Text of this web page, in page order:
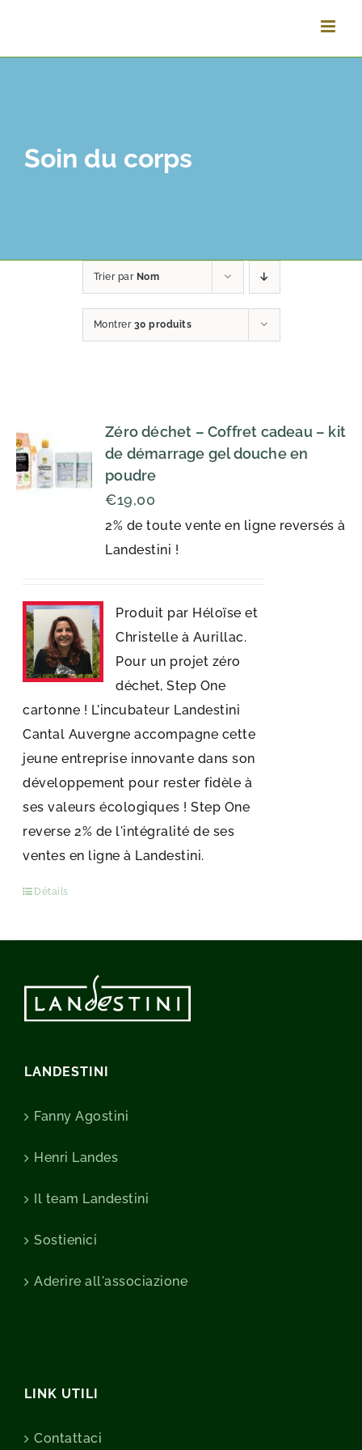
contenuto
Soin du corps
Trier par Nom
Montrer 30 produits
Zéro déchet – Coffret cadeau – kit
de démarrage gel douche en
poudre
2% de toute vente en ligne reversés à
Landestini !
€19,00
Produit par Héloïse et
Christelle à Aurillac.
Pour un projet zéro
déchet, Step One
cartonne ! L'incubateur Landestini
Cantal Auvergne accompagne cette
jeune entreprise innovante dans son
développement pour rester fidèle à
ses valeurs écologiques ! Step One
reverse 2% de l'intégralité de ses
ventes en ligne à Landestini.
Détails
LANDESTINI
Fanny Agostini
Henri Landes
Il team Landestini
Sostienici
Aderire all'associazione
LINK UTILI
Contattaci